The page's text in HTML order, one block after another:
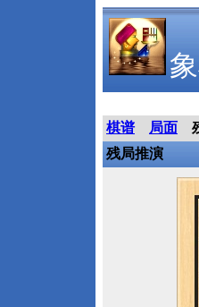
棋谱 局面
残局推演